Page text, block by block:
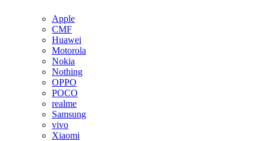
Apple
CMF
Huawei
Motorola
Nokia
Nothing
OPPO
POCO
realme
Samsung
vivo
Xiaomi